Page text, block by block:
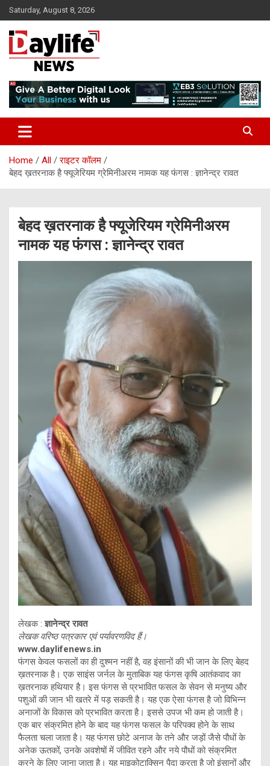
Skip
to
content
Saturday, August 8, 2026
daylifenews
Home All
राइटर कॉलम
बेहद ख़तरनाक है फ्यूजेरियम ग्रेमिनीअरम नामक यह फंगस : ज्ञानेन्द्र रावत
बेहद ख़तरनाक है फ्यूजेरियम ग्रेमिनीअरम
नामक यह फंगस : ज्ञानेन्द्र रावत
लेखक :ज्ञानेन्द्र रावत
लेखक वरिष्ठ पत्रकार एवं पर्यावरणविद हैं।
www.daylifenews.in
फंगस केवल फसलों का ही दुश्मन नहीं है, वह इंसानों की भी जान के लिए बेहद
ख़तरनाक है। एक साइंस जर्नल के मुताबिक यह फंगस कृषि आतंकवाद का
ख़तरनाक हथियार है। इस फंगस से प्रभावित फसल के सेवन से मनुष्य और
पशुओं की जान भी खतरे में पड़ सकती है। यह एक ऐसा फंगस है जो विभिन्न
अनाजों के विकास को प्रभावित करता है। इससे उपज भी कम हो जाती है।
एक बार संक्रमित होने के बाद यह फंगस फसल के परिपक्व होने के साथ
फैलता चला जाता है। यह फंगस छोटे अनाज के तने और जड़ों जैसे पौधों के
अनेक ऊतकों, उनके अवशेषों में जीवित रहने और नये पौधों को संक्रमित
करने के लिए जाना जाता है। यह माइकोटाक्सिन पैदा करता है जो इंसानों और